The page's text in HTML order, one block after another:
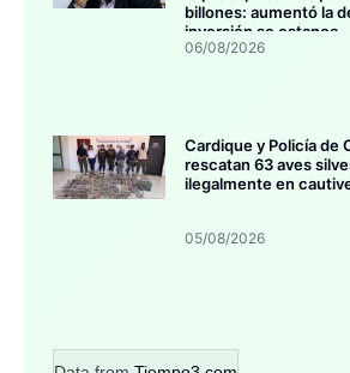
billones: aumentó la
inversión se estanca
06/08/2026
Cardique y Policía de
rescatan 63 aves
ilegalmente en
05/08/2026